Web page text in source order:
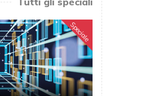
Speciale